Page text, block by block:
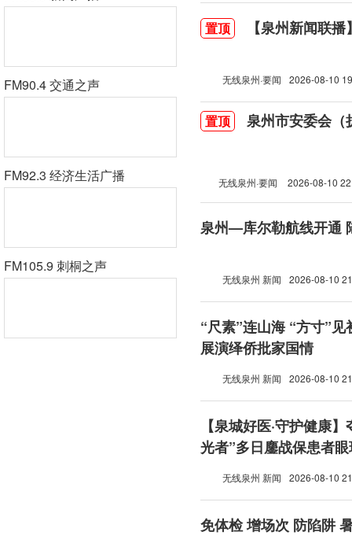
FM90.4 交通之声
FM92.3 经济生活广播
FM105.9 刺桐之声
置顶 【泉州新闻联
无线泉州·要闻 2026-08-10
置顶 泉州市安委会（
无线泉州·要闻 2026-08-10
泉州—库尔勒航线开通
无线泉州 新闻 2026-08-10
“尺素”连山海 “方寸”
展演绎侨批家国情
无线泉州 新闻 2026-08-10
【泉城好医·守护健康
光者”多日鏖战保患者
无线泉州 新闻 2026-08-10
免体检 增场次 防陷阱